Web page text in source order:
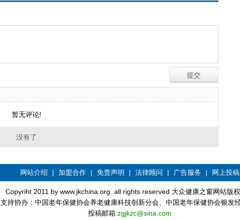
暂无评论!
没有了
网站介绍 | 加盟合作 | 免责声明 | 法律顾问 | 广告服务 | 网上投稿
Copyriht 2011 by www.jkchina.org. all rights reserved 大众健康之窗网站版
支持协办：中国老年保健协会养老健康科技创新分会、中国老年保健协会银发
投稿邮箱:zgjkzc@sina.com